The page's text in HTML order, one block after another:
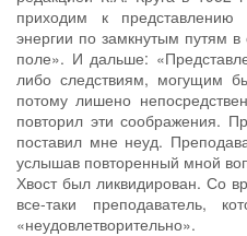
приходим к представлению
энергии по замкнутым путям в
поле». И дальше:
либо следствиям, могущим
потому лишено
повторил эти соображения.
поставил мне неуд.
услышав повторенный мной
Хвост был ликвидирован. Со
все-таки преподаватель,
«неудовлетворительно».